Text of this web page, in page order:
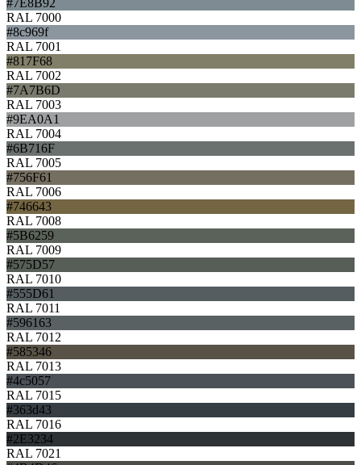
RAL 7000
#8c969f
RAL 7001
#817F68
RAL 7002
#7A7B6D
RAL 7003
#9EA0A1
RAL 7004
#6B716F
RAL 7005
#756F61
RAL 7006
#746643
RAL 7008
#5B6259
RAL 7009
#575D57
RAL 7010
#555D61
RAL 7011
#596163
RAL 7012
#585346
RAL 7013
#4c5057
RAL 7015
#363d43
RAL 7016
#2E3234
RAL 7021